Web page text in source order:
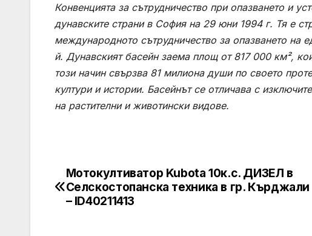
Конвенцията за сътрудничество при опазването и
дунавските страни в София на 29 юни 1994 г. Тя е
международното сътрудничество за опазването на
й. Дунавският басейн заема площ от 817 000 км²,
този начин свързва 81 милиона души по своето
култури и истории. Басейнът се отличава с
на растителни и животински видове.
Post
navigation
Мотокултиватор Kubota 10к.с. ДИЗЕЛ в
Селскостопанска техника в гр. Кърджали
– ID40211413